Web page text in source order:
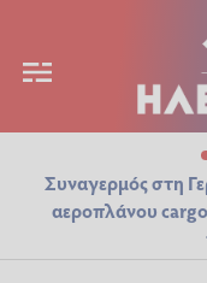
Συναγερμός στη
αεροπλάνου